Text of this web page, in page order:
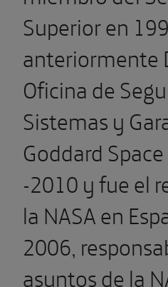
Superior en
anteriormente
Oficina de
Sistemas y
Goddard
-2010 y fue el
la NASA en
2006,
asuntos de la